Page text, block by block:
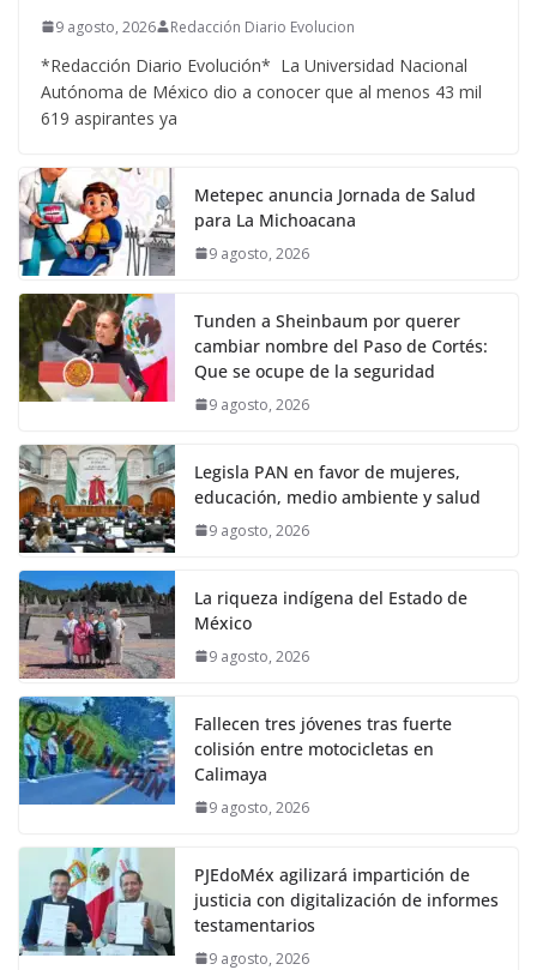
9 agosto, 2026 Redacción Diario Evolucion
*Redacción Diario Evolución* La Universidad Nacional
Autónoma de México dio a conocer que al menos 43 mil
619 aspirantes ya
Metepec anuncia Jornada de Salud
para La Michoacana
9 agosto, 2026
Tunden a Sheinbaum por querer
cambiar nombre del Paso de Cortés:
Que se ocupe de la seguridad
9 agosto, 2026
Legisla PAN en favor de mujeres,
educación, medio ambiente y salud
9 agosto, 2026
La riqueza indígena del Estado de
México
9 agosto, 2026
Fallecen tres jóvenes tras fuerte
colisión entre motocicletas en
Calimaya
9 agosto, 2026
PJEdoMéx agilizará impartición de
justicia con digitalización de informes
testamentarios
9 agosto, 2026